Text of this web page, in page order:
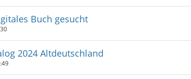
Buch gesucht
2024 Altdeutschland